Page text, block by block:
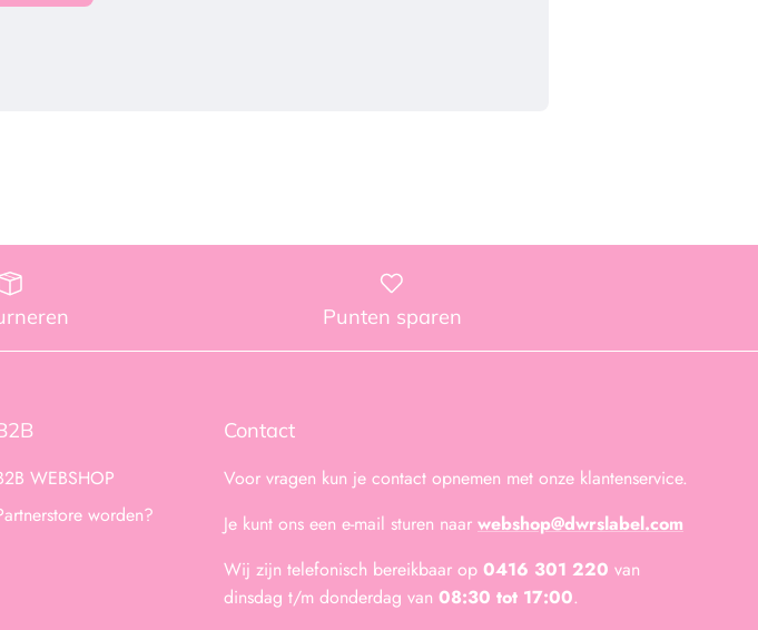
Punten sparen
WEBSHOP
worden?
Contact
Voor vragen kun je contact opnemen met onze klantenservice.
Je kunt ons een e-mail sturen naar webshop@dwrslabel.com
Wij zijn telefonisch bereikbaar op 0416 301 220 van
dinsdag t/m donderdag van 08:30 tot 17:00.